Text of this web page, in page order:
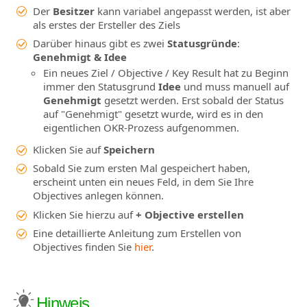
Der Besitzer kann variabel angepasst werden, ist aber
als erstes der Ersteller des Ziels
Darüber hinaus gibt es zwei Statusgründe:
Genehmigt & Idee
Ein neues Ziel / Objective / Key Result hat zu Beginn
immer den Statusgrund Idee und muss manuell auf
Genehmigt gesetzt werden. Erst sobald der Status
auf "Genehmigt" gesetzt wurde, wird es in den
eigentlichen OKR-Prozess aufgenommen.
Klicken Sie aufSpeichern
Sobald Sie zum ersten Mal gespeichert haben,
erscheint unten ein neues Feld, in dem Sie Ihre
Objectives anlegen können.
Klicken Sie hierzu auf+ Objective erstellen
Eine detaillierte Anleitung zum Erstellen von
Objectives finden Sie hier.
Hinweis